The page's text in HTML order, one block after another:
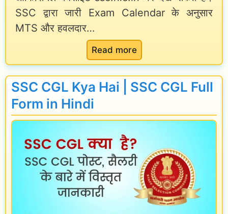
2
f
G
o
v
r
m
e
n
t
SSC द्वारा जारी Exam Calendar के अनुसार
MTS और हवलदार…
Read more:
S
S
M
a
n
d
SSC CGL Kya Hai | SSC CGL Full
Form in Hindi